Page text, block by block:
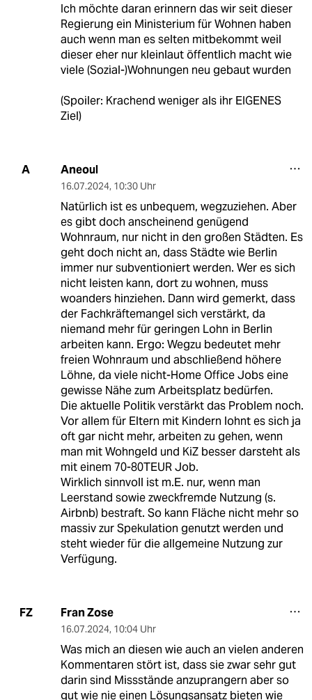
Ich möchte daran erinnern das wir seit dieser
Regierung ein Ministerium für Wohnen haben
auch wenn man es selten mitbekommt weil
dieser eher nur kleinlaut öffentlich macht wie
viele (Sozial-)Wohnungen neu gebaut wurden
(Spoiler: Krachend weniger als ihr EIGENES
Ziel)
A Aneoul
16.07.2024, 10:30 Uhr
Natürlich ist es unbequem, wegzuziehen. Aber
es gibt doch anscheinend genügend
Wohnraum, nur nicht in den großen Städten. Es
geht doch nicht an, dass Städte wie Berlin
immer nur subventioniert werden. Wer es sich
nicht leisten kann, dort zu wohnen, muss
woanders hinziehen. Dann wird gemerkt, dass
der Fachkräftemangel sich verstärkt, da
niemand mehr für geringen Lohn in Berlin
arbeiten kann. Ergo: Wegzu bedeutet mehr
freien Wohnraum und abschließend höhere
Löhne, da viele nicht-Home Office Jobs eine
gewisse Nähe zum Arbeitsplatz bedürfen.
Die aktuelle Politik verstärkt das Problem noch.
Vor allem für Eltern mit Kindern lohnt es sich ja
oft gar nicht mehr, arbeiten zu gehen, wenn
man mit Wohngeld und KiZ besser darsteht als
mit einem 70-80TEUR Job.
Wirklich sinnvoll ist m.E. nur, wenn man
Leerstand sowie zweckfremde Nutzung (s.
Airbnb) bestraft. So kann Fläche nicht mehr so
massiv zur Spekulation genutzt werden und
steht wieder für die allgemeine Nutzung zur
Verfügung.
FZ Fran Zose
16.07.2024, 10:04 Uhr
Was mich an diesen wie auch an vielen anderen
Kommentaren stört ist, dass sie zwar sehr gut
darin sind Missstände anzuprangern aber so
gut wie nie einen Lösungsansatz bieten wie